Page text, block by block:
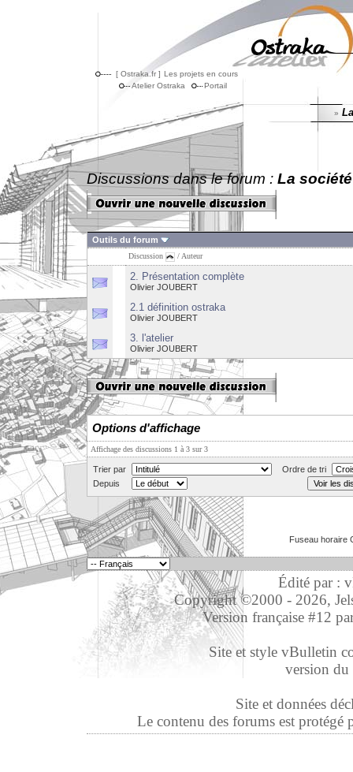
[ Ostraka.fr ] Les projets en cours
Atelier Ostraka
Portail
»
Discussions dans le forum : La
Outils du forum
Discussion / Auteur
2. Présentation complète
Olivier JOUBERT
2.1 définition ostraka
Olivier JOUBERT
3. l'atelier
Olivier JOUBERT
Options d'affichage
Affichage des discussions 1 à 3 sur 3
Trier par
Ordre de tri
Depuis
Fuseau horaire
Édité par :
Copyright ©2000 - 2026,
Version française #12
Site et style vBulletin
version
Site et données
Le contenu des forums est protégé